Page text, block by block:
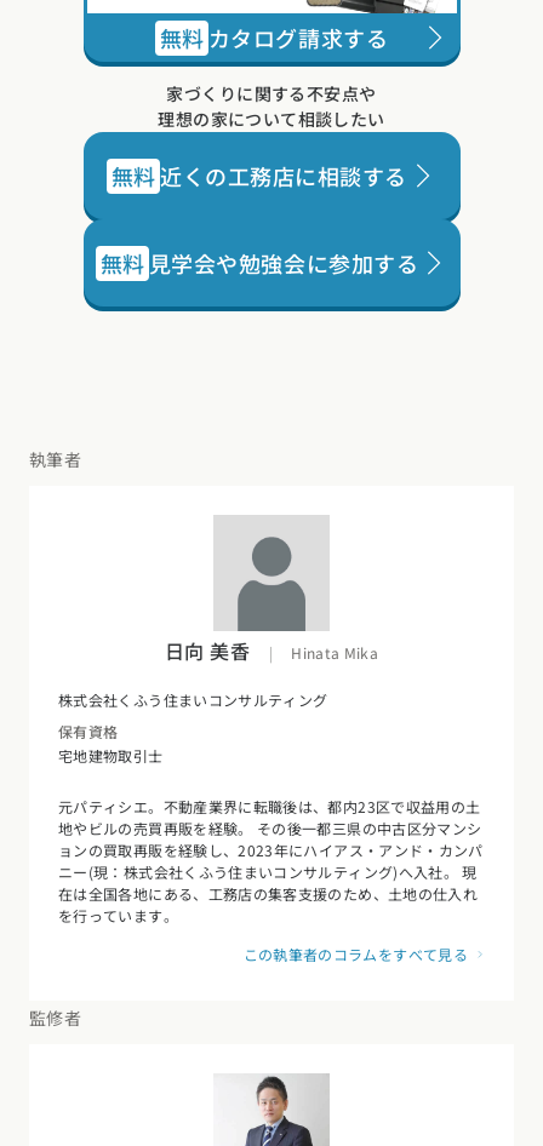
無料 カタログ請求する
家づくりに関する不安点や
理想の家について相談したい
無料近くの工務店に相談する
無料 見学会や勉強会に参加する
執筆者
日向 美香 | Hinata Mika
株式会社くふう住まいコンサルティング
保有資格
宅地建物取引士
元パティシエ。不動産業界に転職後は、都内23区で収益用の土
地やビルの売買再販を経験。 その後一都三県の中古区分マンシ
ョンの買取再販を経験し、2023年にハイアス・アンド・カンパ
ニー(現：株式会社くふう住まいコンサルティング)へ入社。 現
在は全国各地にある、工務店の集客支援のため、土地の仕入れ
を行っています。
この執筆者のコラムをすべて見る
監修者